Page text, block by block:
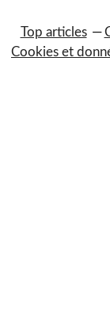
Top articles
Cookies et